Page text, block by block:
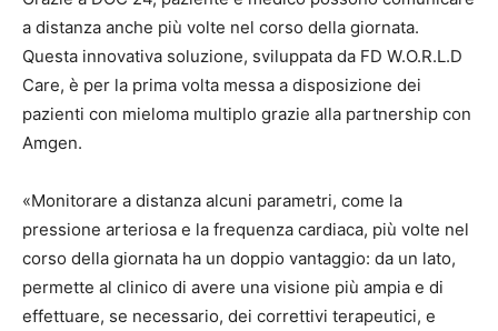
a distanza anche più volte nel corso della giornata.
Questa innovativa soluzione, sviluppata da FD W.O.R.L.D
Care, è per la prima volta messa a disposizione dei
pazienti con mieloma multiplo grazie alla partnership con
Amgen.
«Monitorare a distanza alcuni parametri, come la
pressione arteriosa e la frequenza cardiaca, più volte nel
corso della giornata ha un doppio vantaggio: da un lato,
permette al clinico di avere una visione più ampia e di
effettuare, se necessario, dei correttivi terapeutici, e